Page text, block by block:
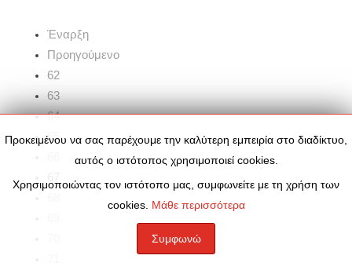
Έναρξη
Προηγούμενο
62
63
64
65
Προκειμένου να σας παρέχουμε την καλύτερη εμπειρία στο διαδίκτυο,
αυτός ο ιστότοπος χρησιμοποιεί cookies.
Χρησιμοποιώντας τον ιστότοπο μας, συμφωνείτε με τη χρήση των
cookies. Μάθε περισσότερα
Συμφωνώ